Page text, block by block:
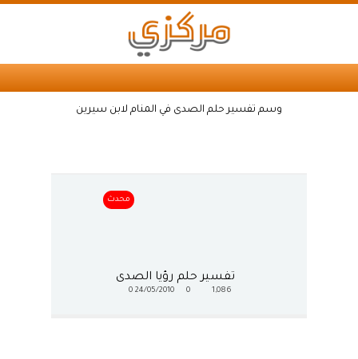
وسم تفسير حلم الصدى في المنام لابن سيرين
محدث
تفسير حلم رؤيا الصدى
1,086
0
24/05/2010
0